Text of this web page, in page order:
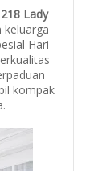
Lady
Hari
kompak